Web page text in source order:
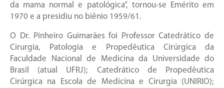
da mama normal e patológica”, tornou-se Emérito em
1970 e a presidiu no biênio 1959/61.
O Dr. Pinheiro Guimarães foi Professor Catedrático de
Cirurgia, Patologia e Propedêutica Cirúrgica da
Faculdade Nacional de Medicina da Universidade do
Brasil (atual UFRJ); Catedrático de Propedêutica
Cirúrgica na Escola de Medicina e Cirurgia (UNIRIO);